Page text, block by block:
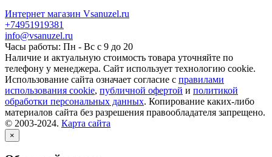
Интернет магазин Vsanuzel.ru
+74951919381
info@vsanuzel.ru
Часы работы: Пн - Вс с 9 до 20
Наличие и актуальную стоимость товара уточняйте по
телефону у менеджера. Сайт использует технологию cookie.
Использование сайта означает согласие с правилами
использования cookie, публичной офертой и политикой
обработки персональных данных. Копирование каких-либо
материалов сайта без разрешения правообладателя запрещено.
© 2003-2024. Карта сайта
×